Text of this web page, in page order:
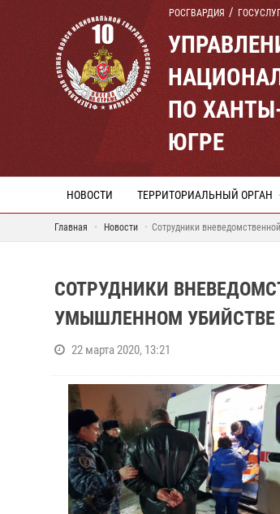
РОСГВАРДИЯ
ПО
ЮГРЕ
НОВОСТИ ТЕРРИТОРИАЛЬНЫЙ ОРГАН
Главная Новости Сотрудники
СОТРУДНИКИ
УМЫШЛЕННОМ УБИЙСТВЕ
22 марта 2020, 13:21